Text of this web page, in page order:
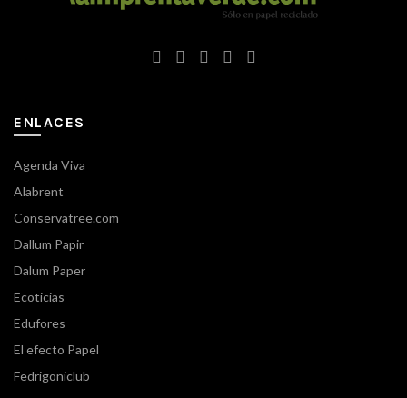
ENLACES
Agenda Viva
Alabrent
Conservatree.com
Dallum Papir
Dalum Paper
Ecoticias
Edufores
El efecto Papel
Fedrigoniclub